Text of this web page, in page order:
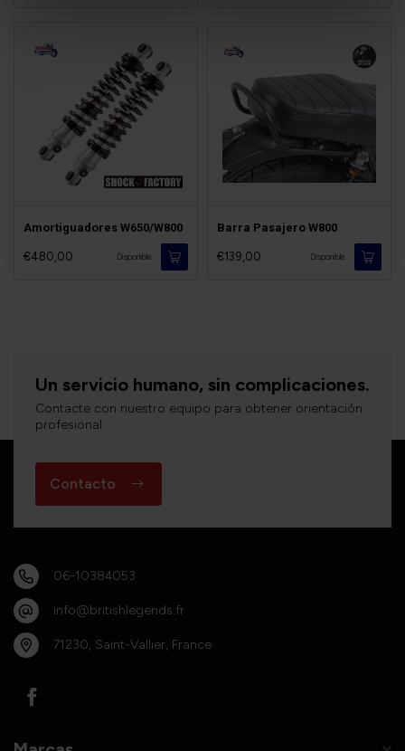
Amortiguadores W650/W800
€480,00 Disponible
Barra Pasajero W800
€139,00 Disponible
Un servicio humano, sin complicaciones.
Contacte con nuestro equipo para obtener orientación
profesional.
Contacto
06-10384053
info@britishlegends.fr
71230, Saint-Vallier, France